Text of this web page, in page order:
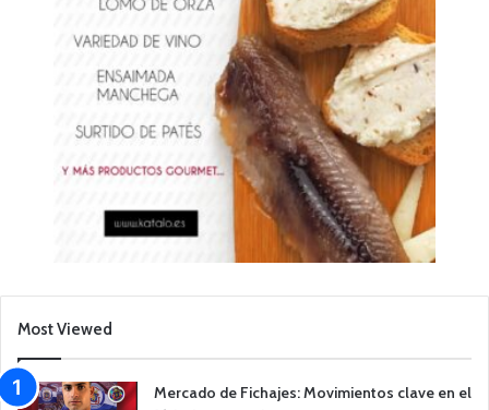
Most Viewed
Mercado de Fichajes: Movimientos clave en el